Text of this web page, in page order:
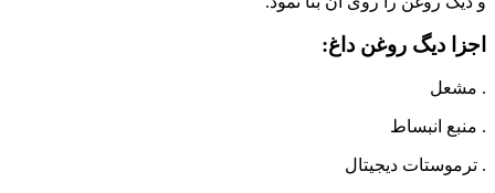
اجزا دیگ روغن داغ:
. مشعل
. منبع انبساط
. ترموستات دیجیتال